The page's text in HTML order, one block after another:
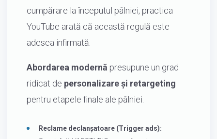
cumpărare la începutul pâlniei, practica
YouTube arată că această regulă este
adesea infirmată.
Abordarea modernă presupune un grad
ridicat de personalizare și retargeting
pentru etapele finale ale pâlniei.
Reclame declanșatoare (Trigger ads):